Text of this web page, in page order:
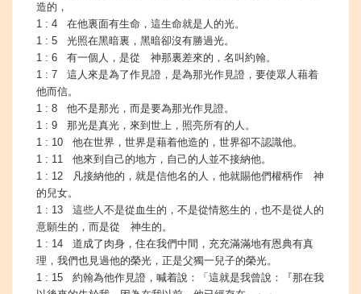
造的，
1 : 4 在他裏面有生命，這生命就是人的光。
1 : 5 光照在黑暗裏，黑暗卻沒有勝過光。
1 : 6 有一個人，是從 神那裏差來的，名叫約翰。
1 : 7 這人來是為了作見證，是為那光作見證，要使眾人藉着
他而信。
1 : 8 他不是那光，而是要為那光作見證。
1 : 9 那光是真光，來到世上，照亮所有的人。
1 : 10 他在世界，世界是藉着他造的，世界卻不認識他。
1 : 11 他來到自己的地方，自己的人並不接納他。
1 : 12 凡接納他的，就是信他名的人，他就賜他們權柄作 神
的兒女。
1 : 13 這些人不是從血生的，不是從情慾生的，也不是從人的
意願生的，而是從 神生的。
1 : 14 道成了肉身，住在我們中間，充充滿滿地有恩典有真
理，我們也見過他的榮光，正是父獨一兒子的榮光。
1 : 15 約翰為他作見證，喊着說：「這就是我曾說：『那在我